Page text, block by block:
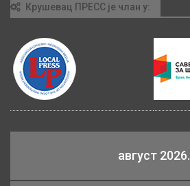
Крушевац ПРЕСС је члан у:
август 2026.